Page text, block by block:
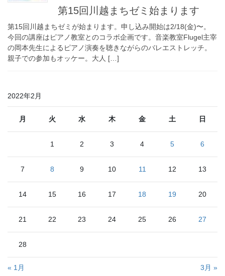
第15回川越まちゼミ始まります
第15回川越まちゼミが始まります。申し込み開始は2/18(金)〜。
今回の講座はピアノ教室とのコラボ企画です。音楽教室Flugel主宰
の岡本先生によるピアノ演奏を聴きながらのバレエストレッチ。
親子での参加もオッケー。大人 […]
2022年2月
月 火 水 木 金 土 日
1 2 3 4 5 6
7 8 9 10 11 12 13
14 15 16 17 18 19 20
21 22 23 24 25 26 27
28
« 1月 3月 »